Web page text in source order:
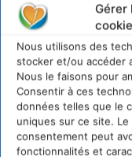
Gérer
Nous utilisons des
stocker et/ou accéder
Nous le faisons pour
Consentir à ces
données telles que le
uniques sur ce site.
consentement peut
fonctionnalités et